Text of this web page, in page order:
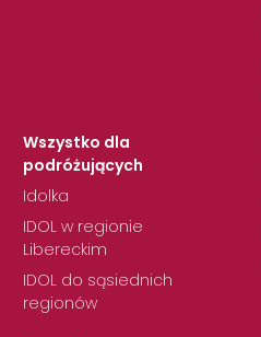
Wszystko dla
podróżujących
Idolka
IDOL w regionie
Libereckim
IDOL do sąsiednich
regionów